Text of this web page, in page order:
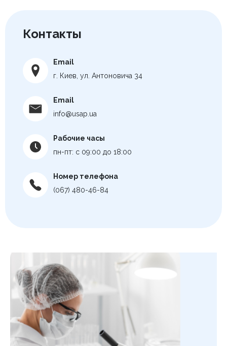
Контакты
Email
г. Киев, ул. Антоновича 34
Email
info@usap.ua
Рабочие часы
пн-пт: с 09:00 до 18:00
Номер телефона
(067) 480-46-84